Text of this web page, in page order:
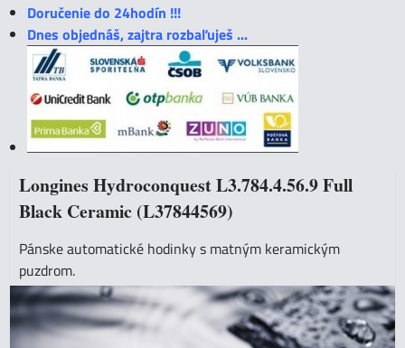
Doručenie do 24hodín !!!
Dnes objednáš, zajtra rozbaľuješ ...
Longines Hydroconquest L3.784.4.56.9 Full
Black Ceramic (L37844569)
Pánske automatické hodinky s matným keramickým
puzdrom.